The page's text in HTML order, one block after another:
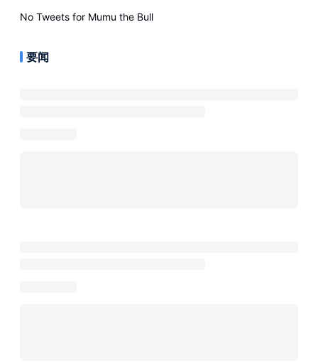
No Tweets for Mumu the Bull
要闻